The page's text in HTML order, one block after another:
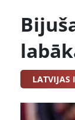
LATVIJAS